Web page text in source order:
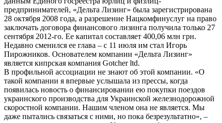
предпринимателей, «Дельта Лизинг» была зарегистрирована
28 октября 2008 года, а разрешение Нацкомфинуслуг на право
заключать договора финансового лизинга получила только 27
сентября 2012-го. Ее капитал составляет 400,06 млн грн.
Недавно сменился ее глава – с 11 июля им стал Игорь
Пирожников. Основателем компании «Дельта Лизинг»
является кипрская компания Gotcher ltd.
В профильной ассоциации не знают об этой компании. «О
такой компании я впервые услышала из прессы, когда
появилась новость о финансировании ею покупки поездов
украинского производства для Украинской железнодорожной
скоростной компании. Нашим членом она не является. Мы
даже пытались связаться с ними, но пока безрезультатно», –